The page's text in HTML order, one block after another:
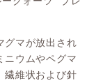
グマが放出され
ニウムやペグマ
繊維状および針